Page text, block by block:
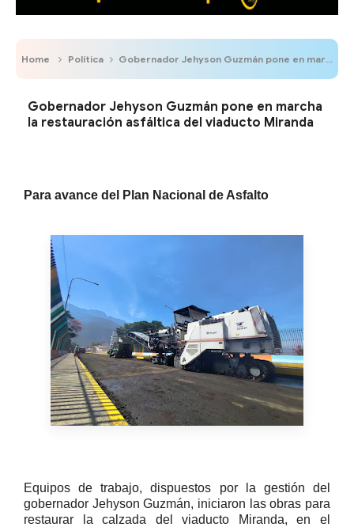
Home Política Gobernador Jehyson Guzmán pone en marcha la restauración asfáltica del viaducto Miranda
Gobernador Jehyson Guzmán pone en marcha
la restauración asfáltica del viaducto Miranda
Para avance del Plan Nacional de Asfalto
Equipos de trabajo, dispuestos por la gestión del
gobernador Jehyson Guzmán, iniciaron las obras para
restaurar la calzada del viaducto Miranda, en el